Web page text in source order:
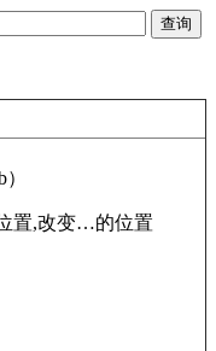
）
置,改变…的位置